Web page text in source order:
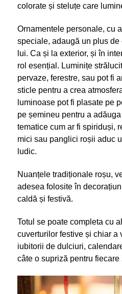
colorate și steluțe care
Ornamentele personale, cu
speciale, adaugă un plus de
lui. Ca și la exterior, și în
rol esențial. Luminițe
pervaze, ferestre, sau pot fi
sticle pentru a crea
luminoase pot fi plasate pe
pe șemineu pentru a
tematice cum ar fi spiriduși,
mici sau panglici roșii aduc
ludic.
Nuanțele tradiționale roșu,
adesea folosite în
caldă și festivă.
Totul se poate completa cu
cuverturilor festive și chiar a
iubitorii de dulciuri,
câte o supriză pentru